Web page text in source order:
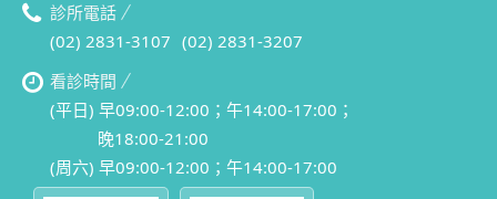
診所電話
(02) 2831-3107 (02) 2831-3207
看診時間
(平日) 早09:00-12:00；午14:00-17:00；
晚18:00-21:00
(周六) 早09:00-12:00；午14:00-17:00